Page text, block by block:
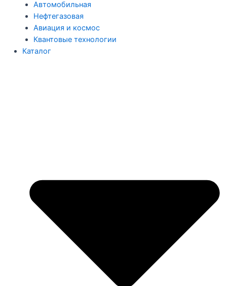
Автомобильная
Нефтегазовая
Авиация и космос
Квантовые технологии
Каталог